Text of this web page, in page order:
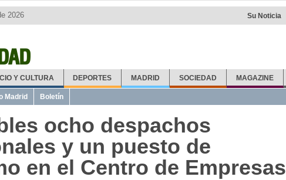
2026 Su Noticia
Y CULTURA DEPORTES MADRID SOCIEDAD MAGAZINE
Madrid Boletín
ocho despachos
y un puesto de
en el Centro de Empresas